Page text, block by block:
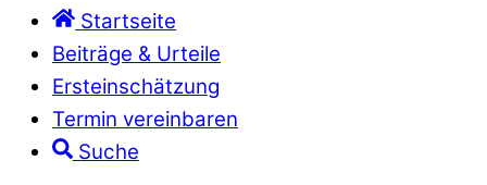
Startseite
Beiträge & Urteile
Ersteinschätzung
Termin vereinbaren
Suche